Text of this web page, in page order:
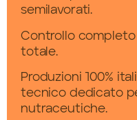
semilavorati.
Controllo
totale.
Produzioni 100%
tecnico dedicato
nutraceutiche.